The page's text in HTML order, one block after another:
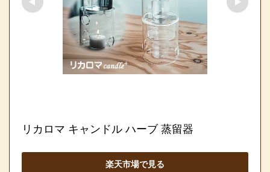
リカロマ キャンドル ハーブ 蒸留器
楽天市場で見る